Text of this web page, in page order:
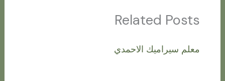
Related Posts
معلم سيراميك الاحمدي